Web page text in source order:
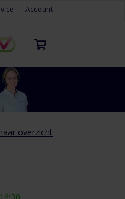
Account
overzicht